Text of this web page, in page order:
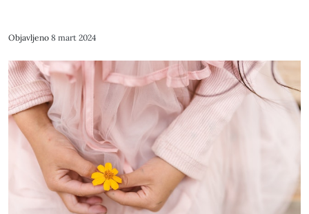
Objavljeno 8 mart 2024